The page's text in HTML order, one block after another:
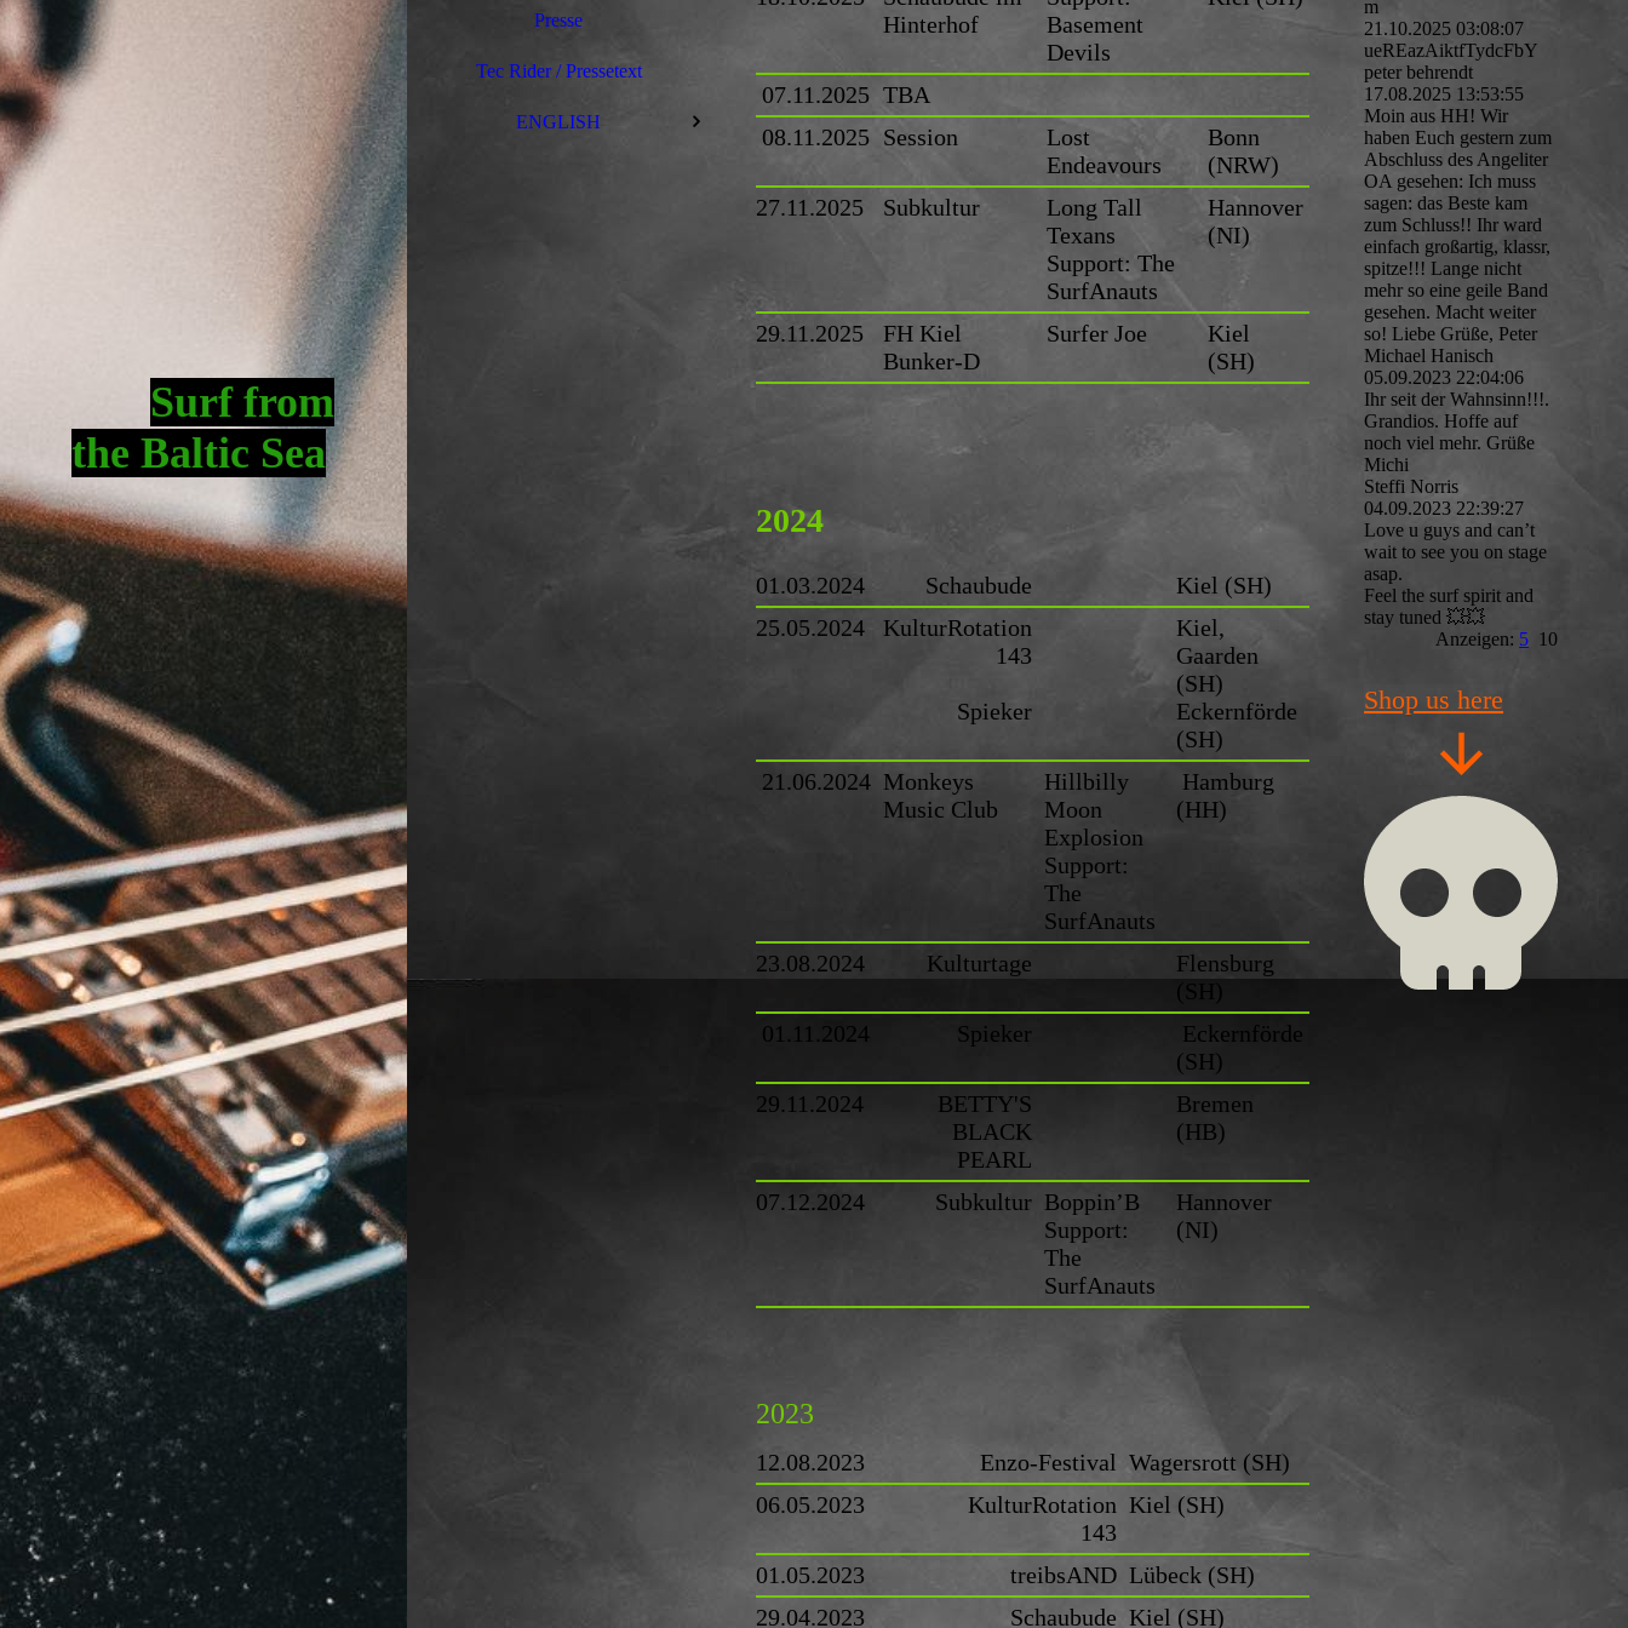
Surf from
the Baltic Sea
Presse
Tec Rider / Pressetext
ENGLISH
Hinterhof
Basement
Devils
07.11.2025 TBA
08.11.2025 Session
Lost
Endeavours
Bonn
(NRW)
27.11.2025
Subkultur
Long Tall
Texans
Support: The
SurfAnauts
Hannover
(NI)
29.11.2025
FH Kiel
Bunker-D
Surfer Joe
Kiel
(SH)
2024
01.03.2024 Schaubude
Kiel (SH)
25.05.2024
KulturRotation
143
Spieker
Kiel,
Gaarden
(SH)
Eckernförde
(SH)
21.06.2024 Monkeys
Music Club
Hillbilly
Moon
Explosion
Support:
The
SurfAnauts
Hamburg
(HH)
23.08.2024 Kulturtage
Flensburg
(SH)
01.11.2024
Spieker
Eckernförde
(SH)
29.11.2024
BETTY'S
BLACK
PEARL
Bremen
(HB)
07.12.2024 Subkultur Boppin’B
Support:
The
SurfAnauts
Hannover
(NI)
2023
12.08.2023 Enzo-Festival Wagersrott (SH)
06.05.2023
KulturRotation
143
Kiel (SH)
01.05.2023 treibsAND Lübeck (SH)
29.04.2023
Schaubude Kiel (SH)
m
21.10.2025 03:08:07
ueREazAiktfTydcFbY
peter behrendt
17.08.2025 13:53:55
Moin aus HH! Wir
haben Euch gestern zum
Abschluss des Angeliter
OA gesehen: Ich muss
sagen: das Beste kam
zum Schluss!! Ihr ward
einfach großartig, klassr,
spitze!!! Lange nicht
mehr so eine geile Band
gesehen. Macht weiter
so! Liebe Grüße, Peter
Michael Hanisch
05.09.2023 22:04:06
Ihr seit der Wahnsinn!!!.
Grandios. Hoffe auf
noch viel mehr. Grüße
Michi
Steffi Norris
04.09.2023 22:39:27
Love u guys and can’t
wait to see you on stage
asap.
Feel the surf spirit and
stay tuned 💥💥
Anzeigen: 5 10
Shop us here